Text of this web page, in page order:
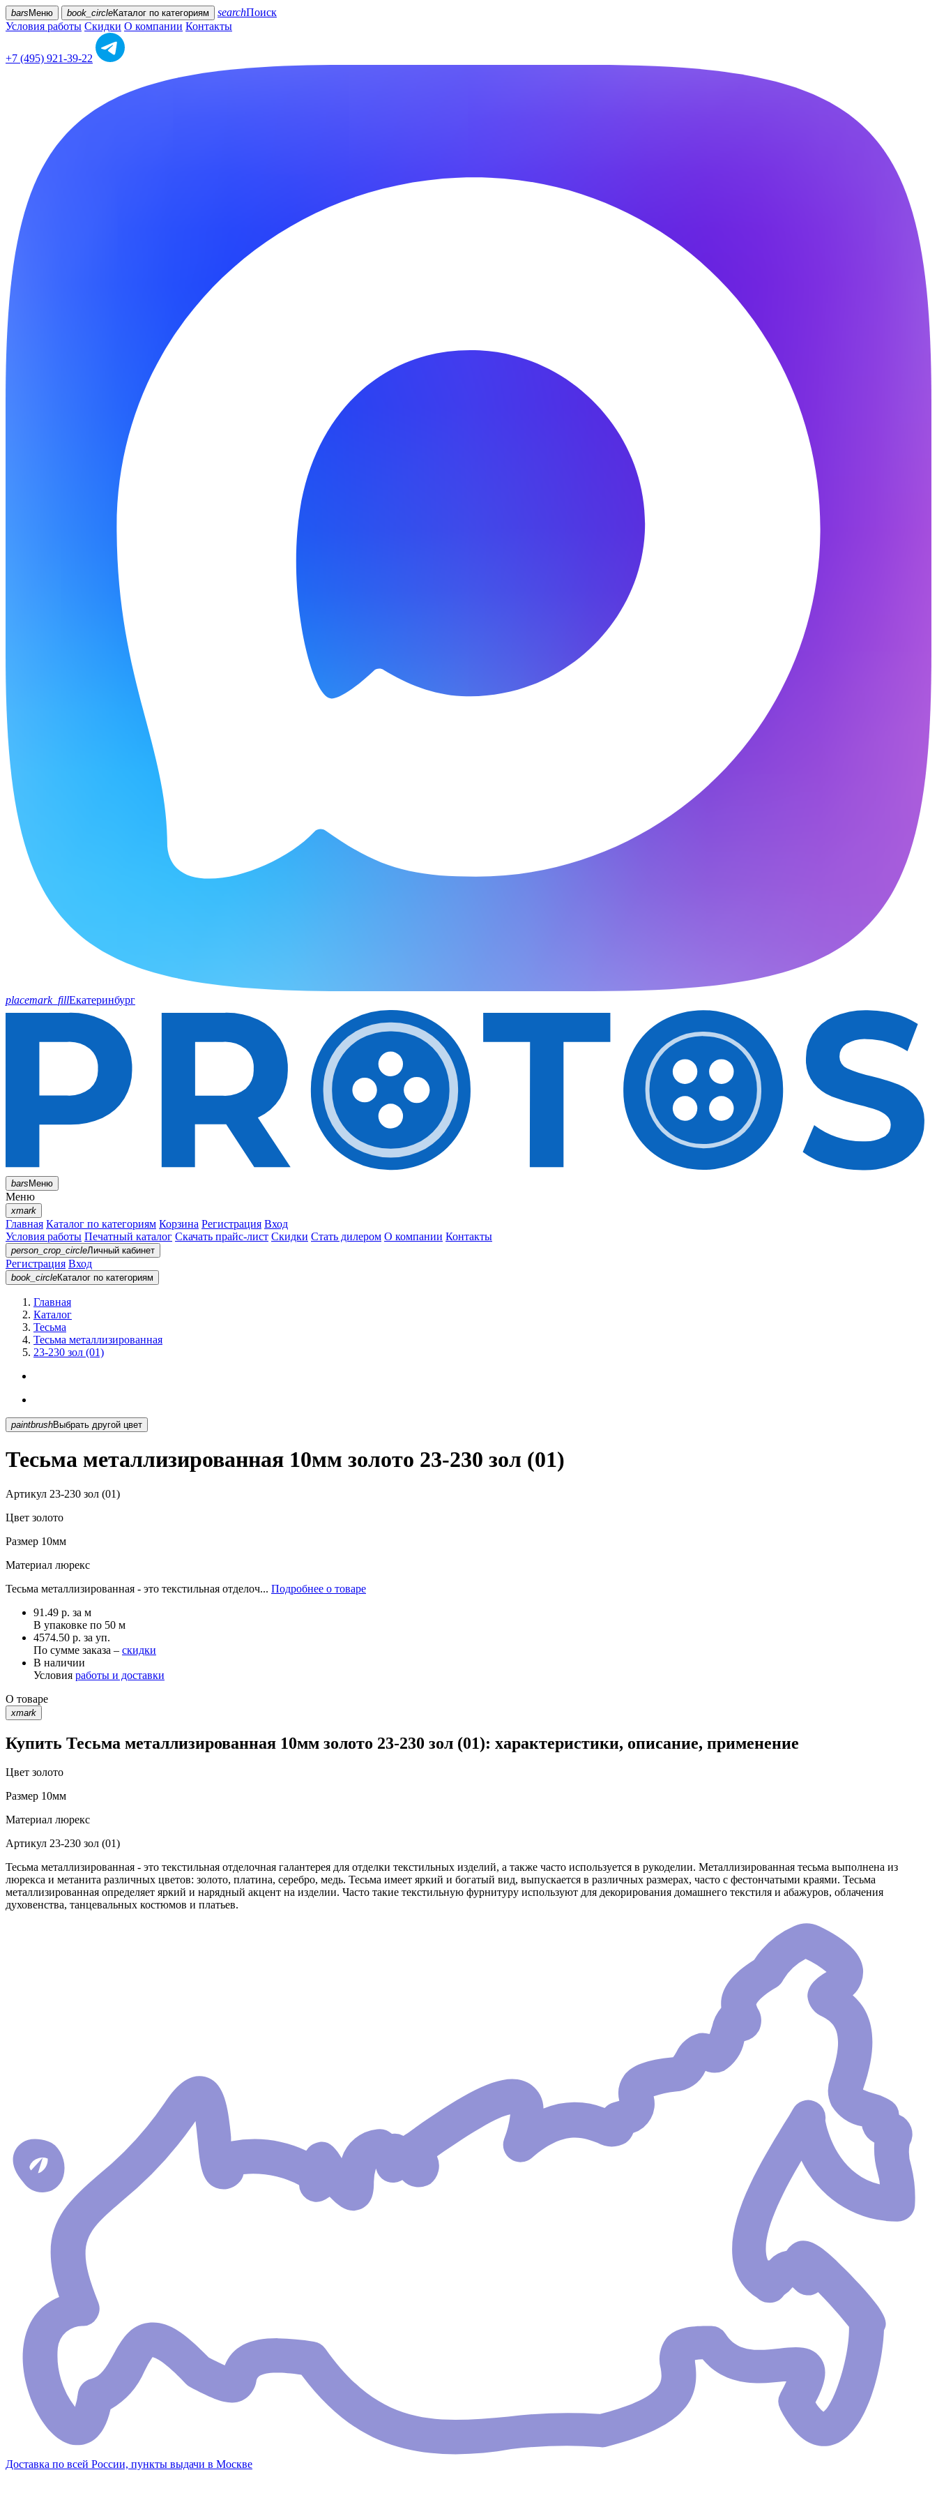
bars Меню book_circleКаталог по категориям searchПоиск
Условия работы Скидки О компании Контакты
+7 (495) 921-39-22
placemark_fillЕкатеринбург
barsМеню
Меню
xmark
Главная Каталог по категориям Корзина Регистрация Вход
Условия работы Печатный каталог Скачать прайс-лист Скидки Стать дилером О компании Контакты
person_crop_circleЛичный кабинет
Регистрация Вход
book_circleКаталог по категориям
Главная
Каталог
Тесьма
Тесьма металлизированная
23-230 зол (01)
paintbrush Выбрать другой цвет
Тесьма металлизированная 10мм золото 23-230 зол (01)
Артикул 23-230 зол (01)
Цвет золото
Размер 10мм
Материал люрекс
Тесьма металлизированная - это текстильная отделоч... Подробнее о товаре
91.49 р. за м
В упаковке по 50 м
4574.50 р. за уп.
По сумме заказа – скидки
В наличии
Условия работы и доставки
О товаре
xmark
Купить Тесьма металлизированная 10мм золото 23-230 зол (01): характеристики, описание, применение
Цвет золото
Размер 10мм
Материал люрекс
Артикул 23-230 зол (01)
Тесьма металлизированная - это текстильная отделочная галантерея для отделки текстильных изделий, а также часто используется в рукоделии. Металлизированная тесьма выполнена из
люрекса и метанита различных цветов: золото, платина, серебро, медь. Тесьма имеет яркий и богатый вид, выпускается в различных размерах, часто с фестончатыми краями. Тесьма
металлизированная определяет яркий и нарядный акцент на изделии. Часто такие текстильную фурнитуру используют для декорирования домашнего текстиля и абажуров, облачения
духовенства, танцевальных костюмов и платьев.
Доставка по всей России, пункты выдачи в Москве